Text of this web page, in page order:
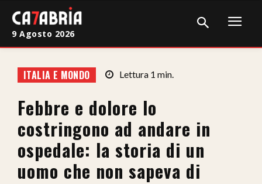
Cronaca
Giudiziaria
Politica
Sport
9 Agosto 2026
ITALIA E MONDO Lettura 1 min.
Febbre e dolore lo
costringono ad andare in
ospedale: la storia di un
uomo che non sapeva di